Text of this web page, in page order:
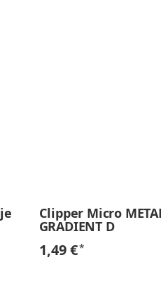
Clipper Micro
GRADIENT D
1,49 €*